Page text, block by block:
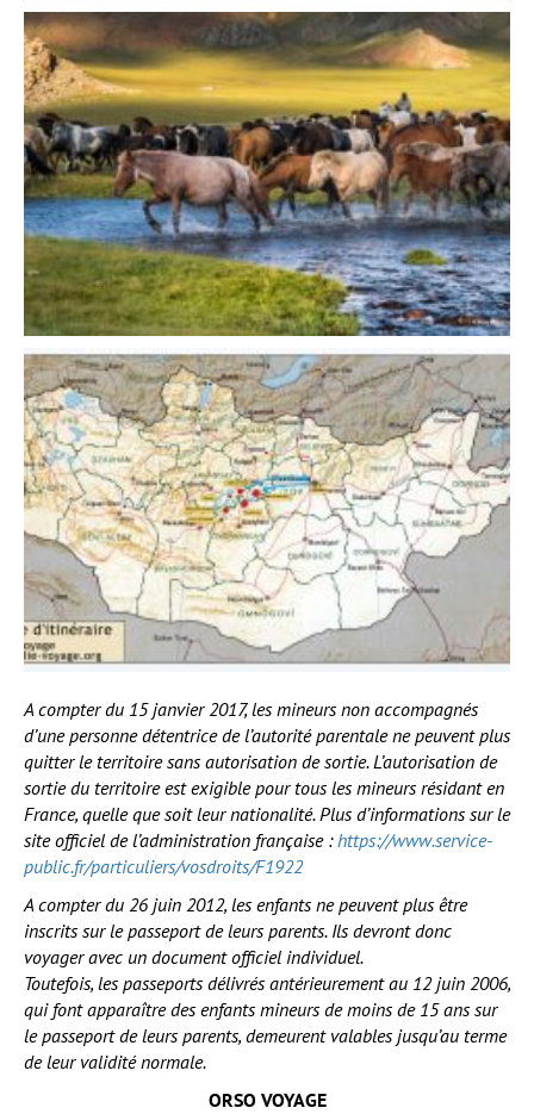
A compter du 15 janvier 2017, les mineurs non accompagnés
d’une personne détentrice de l’autorité parentale ne peuvent plus
quitter le territoire sans autorisation de sortie. L’autorisation de
sortie du territoire est exigible pour tous les mineurs résidant en
France, quelle que soit leur nationalité. Plus d’informations sur le
site officiel de l’administration française :https://www.service-
public.fr/particuliers/vosdroits/F1922
A compter du 26 juin 2012, les enfants ne peuvent plus être
inscrits sur le passeport de leurs parents. Ils devront donc
voyager avec un document officiel individuel.
Toutefois, les passeports délivrés antérieurement au 12 juin 2006,
qui font apparaître des enfants mineurs de moins de 15 ans sur
le passeport de leurs parents, demeurent valables jusqu’au terme
de leur validité normale.
ORSO VOYAGE